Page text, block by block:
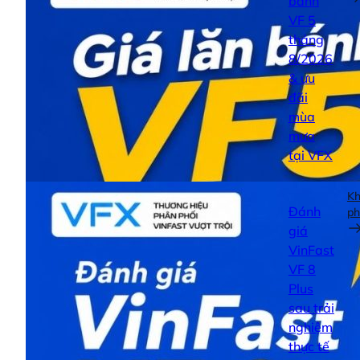
VF 5
tháng
8/2026
& ưu
đãi
mùa
mưa
tại VFX
Đánh
giá
VinFast
VF 8
Plus
sau trải
nghiệm
thực tế